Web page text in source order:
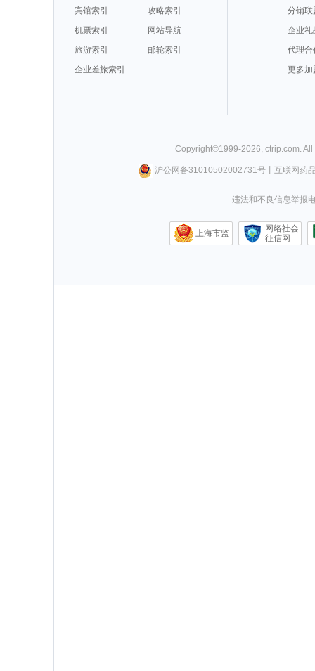
宾馆索引
攻略索引
机票索引
网站导航
旅游索引
邮轮索引
企业差旅索引
分销联
企业礼
代理合
更多加
Copyright©1999-2026 ctrip.com .
沪公网备31010502002731号丨 互联网药
违法和不良信息举报
上海市监
网络社会
征信网